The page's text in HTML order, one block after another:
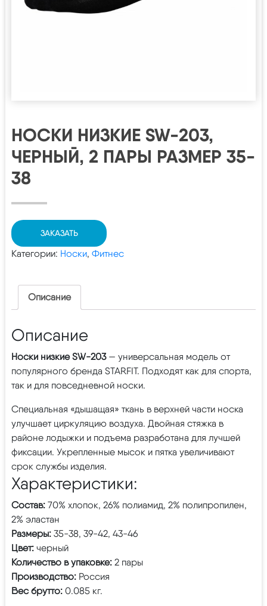
НОСКИ НИЗКИЕ SW-203,
ЧЕРНЫЙ, 2 ПАРЫ РАЗМЕР 35-
38
ЗАКАЗАТЬ
Категории: Носки, Фитнес
Описание
Описание
Носки низкие SW-203— универсальная модель от
популярного бренда STARFIT. Подходят как для спорта,
так и для повседневной носки.
Специальная «​дышащая» ткань в верхней части носка
улучшает циркуляцию воздуха. Двойная стяжка в
районе ​лодыжки и подъема разработана для лучшей
фиксации. Укрепленные мысок и пятка увеличивают
срок службы изделия.
Характеристики:
Состав: 70% хлопок, 26% полиамид, 2% полипропилен,
2% эластан
Размеры: 35-38, 39-42, 43-46
Цвет: черный
Количество в упаковке: 2 пары
Производство: Россия
Вес брутто: 0.085 кг.